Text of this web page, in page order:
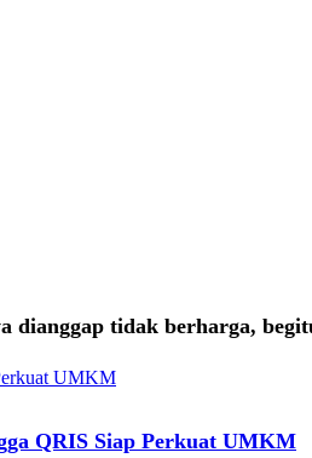
tidak berharga,
QRIS Siap Perkuat UMKM